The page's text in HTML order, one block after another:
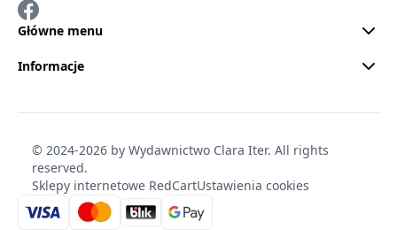
Główne menu
Informacje
© 2024-2026 by Wydawnictwo Clara Iter. All rights
reserved.
Sklepy internetowe RedCartUstawienia cookies